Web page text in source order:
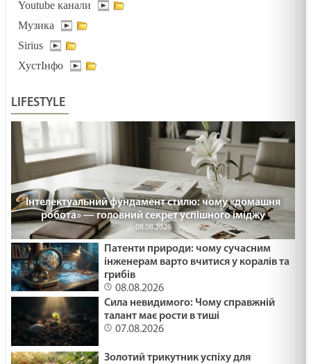
03.02.2025
ДОРОГОЮ СМЕРТІ /1490/ Майтеся файно
ПРИЩ НА НОСІ /1489/ Майтеся файно
30.01.2025
НЕСТЕРПНЕ МОВЧАННЯ /1488/ Майтеся файно
29.01.2025
ПЛАСТИКОВІ ФЛАМІНГО /1488/ Майтеся файно
Youtube канали
Музика
Sirius
ХустІнфо
LIFESTYLE
Інтелектуальний фундамент стилю: чому «домашня
робота» — головний секрет успішного іміджу
08.08.2026
Патенти природи: чому сучасним
інженерам варто вчитися у коралів та
грибів
08.08.2026
Сила невидимого: Чому справжній
талант має рости в тиші
07.08.2026
Золотий трикутник успіху для